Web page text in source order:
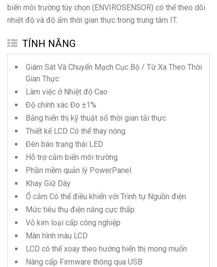
biến môi trường tùy chọn (ENVIROSENSOR) có thể theo dõi
nhiệt độ và độ ẩm thời gian thực trong trung tâm IT.
TÍNH NĂNG
Giám Sát Và Chuyển Mạch Cục Bộ / Từ Xa Theo Thời
Gian Thực
Làm việc ở Nhiệt độ Cao
Độ chính xác Đo ±1%
Bảng hiển thị kỹ thuật số thời gian tải thực
Thiết kế LCD Có thể thay nóng
Đèn báo trạng thái LED
Hỗ trợ cảm biến môi trường
Phần mềm quản lý PowerPanel
Khay Giữ Dây
Ổ cắm Có thể điều khiển với Trình tự Nguồn điện
Mức tiêu thụ điện năng cực thấp
Vỏ kim loại cấp công nghiệp
Màn hình màu LCD
LCD có thể xoay theo hướng hiển thị mong muốn
Nâng cấp Firmware thông qua USB